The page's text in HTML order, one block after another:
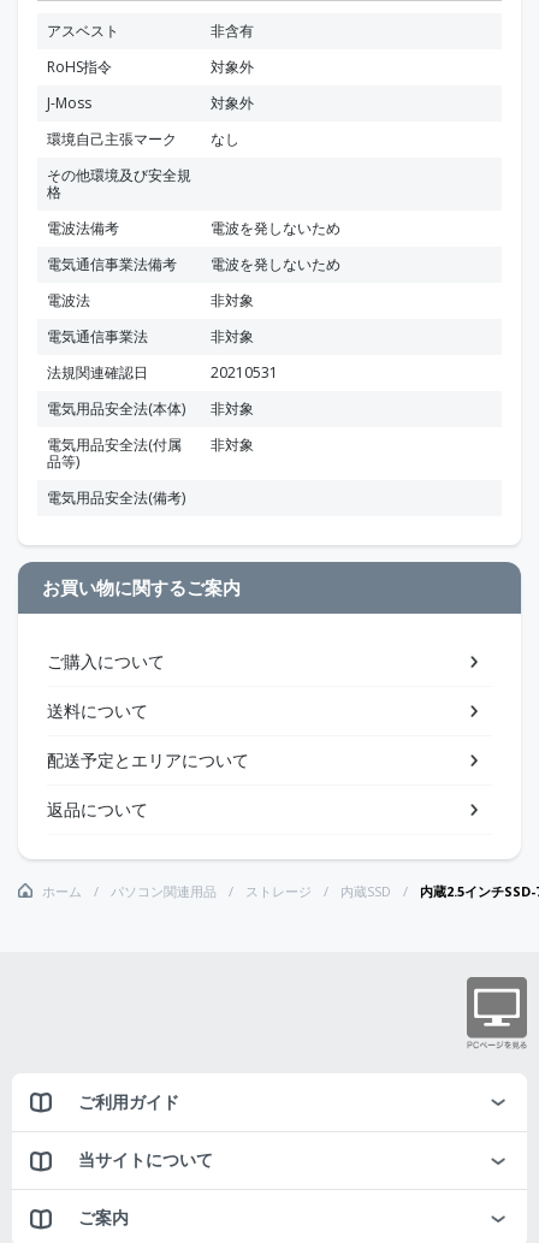
アスベスト
非含有
RoHS指令
対象外
J-Moss
対象外
環境自己主張マーク
なし
その他環境及び安全規
格
電波法備考
電波を発しないため
電気通信事業法備考
電波を発しないため
電波法
非対象
電気通信事業法
非対象
法規関連確認日
20210531
電気用品安全法(本体)
非対象
電気用品安全法(付属
品等)
非対象
電気用品安全法(備考)
お買い物に関するご案内
ご購入について
送料について
配送予定とエリアについて
返品について
ホーム パソコン関連用品 ストレージ 内蔵SSD 内蔵2.5インチ
ご利用ガイド
当サイトについて
ご案内